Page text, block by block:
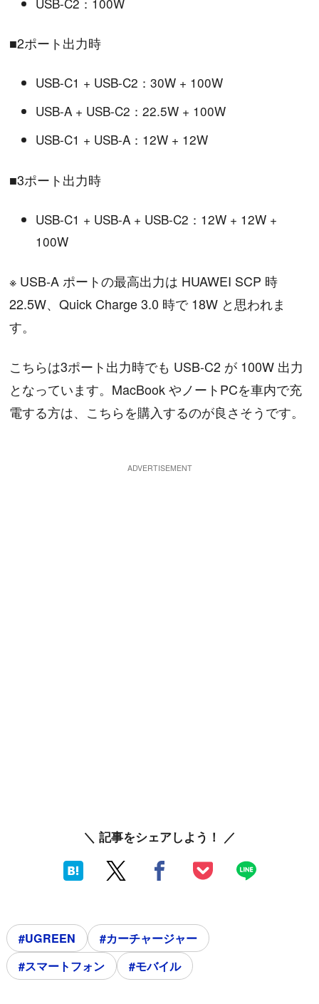
■2ポート出力時
USB-C1 + USB-C2：30W + 100W
USB-A + USB-C2：22.5W + 100W
USB-C1 + USB-A：12W + 12W
■3ポート出力時
USB-C1 + USB-A + USB-C2：12W + 12W +
100W
※ USB-A ポートの最高出力は HUAWEI SCP 時
22.5W、Quick Charge 3.0 時で 18W と思われま
す。
こちらは3ポート出力時でも USB-C2 が 100W 出力
となっています。MacBook やノートPCを車内で充
電する方は、こちらを購入するのが良さそうです。
＼ 記事をシェアしよう！ ／
#UGREEN
#カーチャージャー
#スマートフォン
#モバイル